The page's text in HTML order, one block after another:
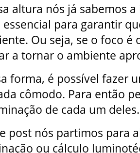
altura nós já sabemos
essencial para garantir
Ou seja, se o foco
a tornar o ambiente
forma, é possível fazer
cômodo. Para então
de cada um deles.
post nós partimos para
ou cálculo